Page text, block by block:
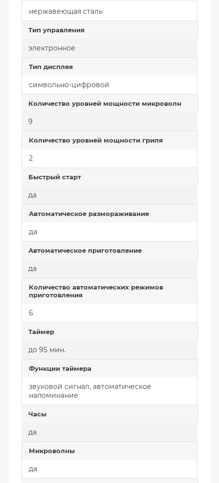
нержавеющая сталь
Тип управления
электронное
Тип дисплея
символьно-цифровой
Количество уровней мощности микроволн
9
Количество уровней мощности гриля
2
Быстрый старт
да
Автоматическое размораживание
да
Автоматическое приготовление
да
Количество автоматических режимов
приготовления
6
Таймер
до 95 мин.
Функции таймера
звуковой сигнал, автоматическое
напоминание
Часы
да
Микроволны
да